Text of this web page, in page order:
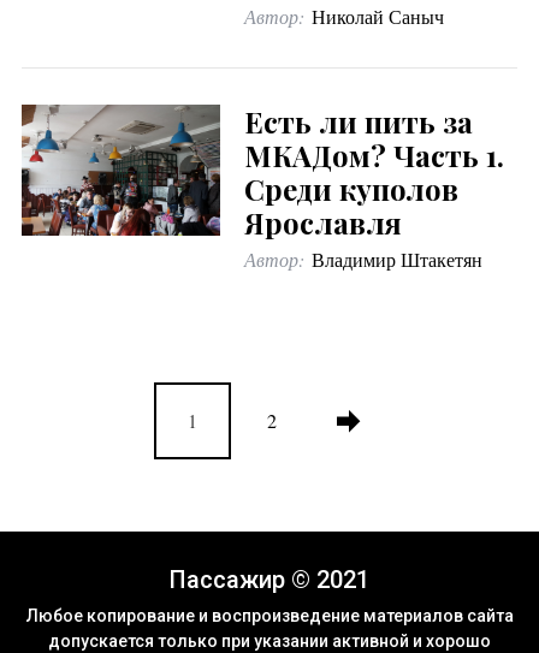
Автор: Николай Саныч
Есть ли пить за
МКАДом? Часть 1.
Среди куполов
Ярославля
Автор: Владимир Штакетян
1 2
Пассажир © 2021
Любое копирование и воспроизведение материалов сайта
допускается только при указании активной и хорошо